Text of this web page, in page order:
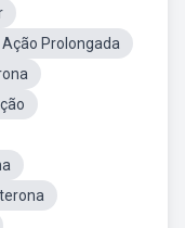
Prolongada